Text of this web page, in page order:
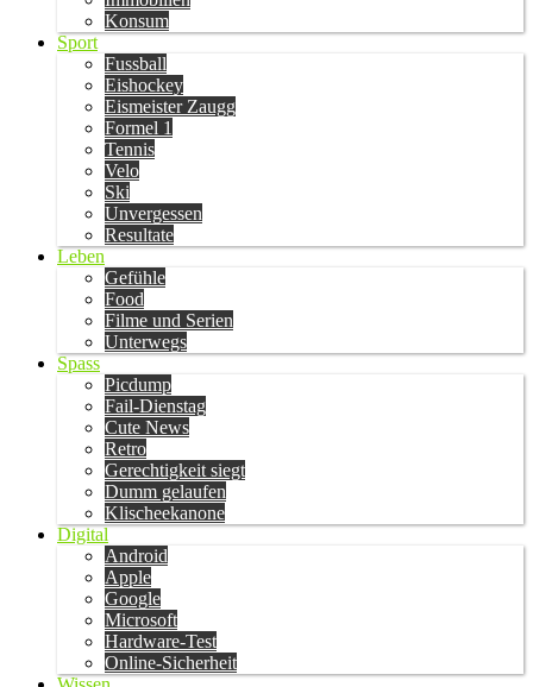
Konsum
Sport
Fussball
Eishockey
Eismeister Zaugg
Formel 1
Tennis
Velo
Ski
Unvergessen
Resultate
Leben
Gefühle
Food
Filme und Serien
Unterwegs
Spass
Picdump
Fail-Dienstag
Cute News
Retro
Gerechtigkeit siegt
Dumm gelaufen
Klischeekanone
Digital
Android
Apple
Google
Microsoft
Hardware-Test
Online-Sicherheit